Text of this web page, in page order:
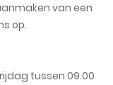
van een
op.
tussen 09.00